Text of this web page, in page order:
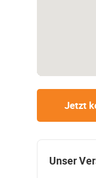
Jetzt
Unser